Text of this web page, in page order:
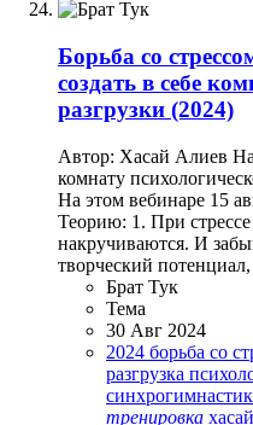
Борьба со
создать в себе
разгрузки (2024)
Автор: Хасай Алиев
комнату
На этом вебинаре 15
Теорию: 1. При
накручиваются. И
творческий
Брат Тук
Тема
30 Авг 2024
2024 борьба со
разгрузка
тренировка